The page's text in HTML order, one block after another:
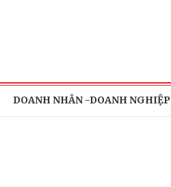
DOANH NHÂN -DOANH NGHIỆP